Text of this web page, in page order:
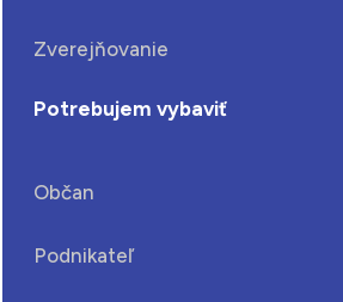
Zverejňovanie
Potrebujem vybaviť
Občan
Podnikateľ